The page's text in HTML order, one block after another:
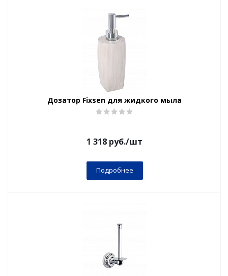
Дозатор Fixsen для жидкого мыла
1 318 руб./шт
Подробнее